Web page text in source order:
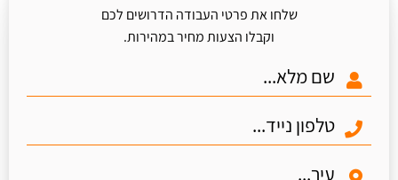
שלחו את פרטי העבודה הדרושים לכם
וקבלו הצעות מחיר במהירות.